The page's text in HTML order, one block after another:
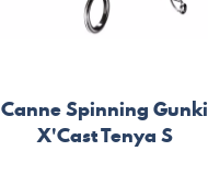
Canne Spinning Gunki
X'Cast Tenya S